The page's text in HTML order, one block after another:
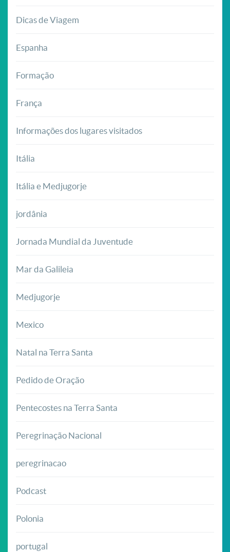
Dicas de Viagem
Espanha
Formação
França
Informações dos lugares visitados
Itália
Itália e Medjugorje
jordânia
Jornada Mundial da Juventude
Mar da Galileia
Medjugorje
Mexico
Natal na Terra Santa
Pedido de Oração
Pentecostes na Terra Santa
Peregrinação Nacional
peregrinacao
Podcast
Polonia
portugal